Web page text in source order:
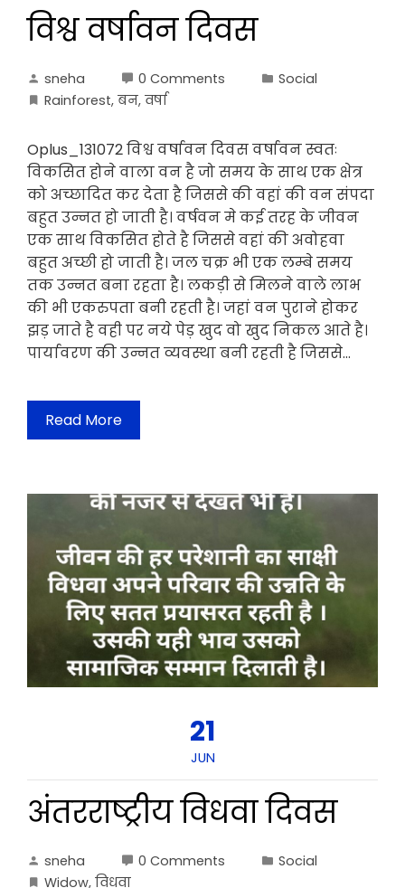
विश्व वर्षावन दिवस
sneha 0 Comments
Social
Rainforest, बन, वर्षा
Oplus_131072 विश्व वर्षावन दिवस वर्षावन स्वतः
विकसित होने वाला वन है जो समय के साथ एक क्षेत्र
को अच्छादित कर देता है जिससे की वहां की वन संपदा
बहुत उन्नत हो जाती है। वर्षवन मे कई तरह के जीवन
एक साथ विकसित होते है जिससे वहां की अवोहवा
बहुत अच्छी हो जाती है। जल चक्र भी एक लम्बे समय
तक उन्नत बना रहता है। लकड़ी से मिलने वाले लाभ
की भी एकरुपता बनी रहती है। जहां वन पुराने होकर
झड़ जाते है वही पर नये पेड़ खुद वो खुद निकल आते है।
पार्यावरण की उन्नत व्यवस्था बनी रहती है जिससे…
Read More
21
JUN
अंतरराष्ट्रीय विधवा दिवस
sneha 0 Comments
Social
Widow, विधवा